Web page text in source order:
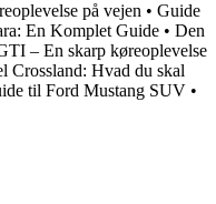
på vejen • Guide
En Komplet Guide • Den
– En skarp køreoplevelse
Crossland: Hvad du skal
til Ford Mustang SUV •